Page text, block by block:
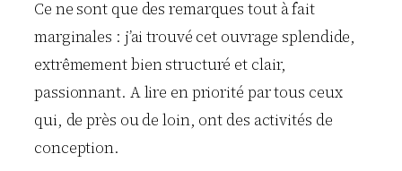
Ce ne sont que des remarques tout à fait
marginales : j’ai trouvé cet ouvrage splendide,
extrêmement bien structuré et clair,
passionnant. A lire en priorité par tous ceux
qui, de près ou de loin, ont des activités de
conception.